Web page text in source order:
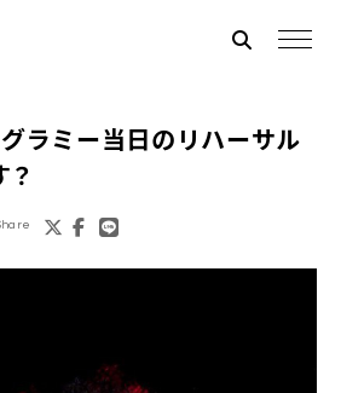
グラミー当日のリハーサル